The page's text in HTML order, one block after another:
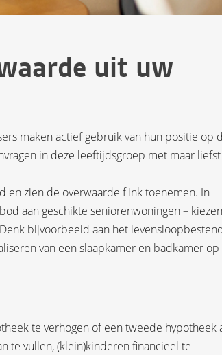
uit uw
maken actief gebruik van hun positie op
in deze leeftijdsgroep met maar liefst
en zien de overwaarde flink toenemen. In
aan geschikte seniorenwoningen – kiezen
bijvoorbeeld aan het
van een slaapkamer en badkamer op
te verhogen of een tweede hypotheek
te vullen, (klein)kinderen financieel te